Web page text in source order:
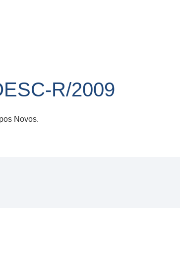
R/2009
Novos.